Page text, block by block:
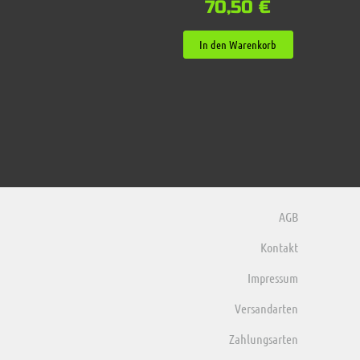
70,50€
In den Warenkorb
AGB
Kontakt
Impressum
Versandarten
Zahlungsarten